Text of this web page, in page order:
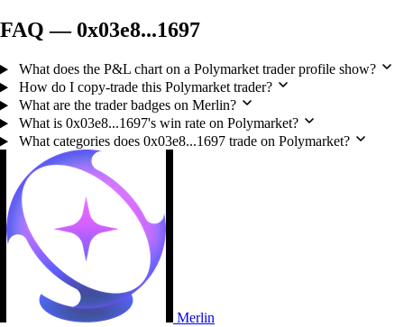
FAQ — 0x03e8...1697
What does the P&L chart on a Polymarket trader profile show?
How do I copy-trade this Polymarket trader?
What are the trader badges on Merlin?
What is 0x03e8...1697's win rate on Polymarket?
What categories does 0x03e8...1697 trade on Polymarket?
Merlin